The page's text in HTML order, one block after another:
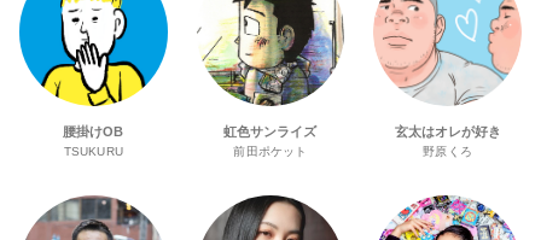
腰掛けOB
TSUKURU
虹色サンライズ
前田ポケット
玄太はオレが好き
野原くろ